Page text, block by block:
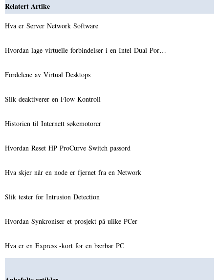
Relatert Artike
Hva er Server Network Software
Hvordan lage virtuelle forbindelser i en Intel Dual Por…
Fordelene av Virtual Desktops
Slik deaktiverer en Flow Kontroll
Historien til Internett søkemotorer
Hvordan Reset HP ProCurve Switch passord
Hva skjer når en node er fjernet fra en Network
Slik tester for Intrusion Detection
Hvordan Synkroniser et prosjekt på ulike PCer
Hva er en Express -kort for en bærbar PC